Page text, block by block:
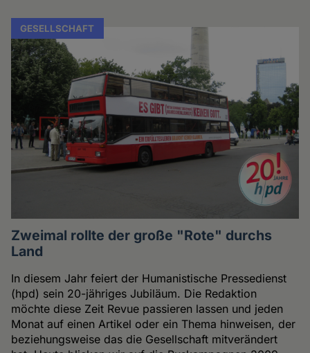
GESELLSCHAFT
Zweimal rollte der große "Rote" durchs
Land
In diesem Jahr feiert der Humanistische Pressedienst
(hpd) sein 20-jähriges Jubiläum. Die Redaktion
möchte diese Zeit Revue passieren lassen und jeden
Monat auf einen Artikel oder ein Thema hinweisen, der
beziehungsweise das die Gesellschaft mitverändert